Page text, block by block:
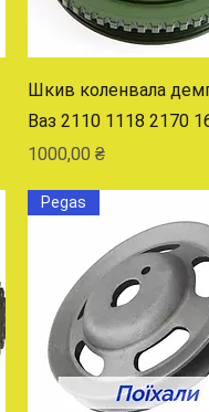
Быстрый
Шкив коленвала
Ваз 2110 1118 2170
Цена
1000,00 ₴
Pegas